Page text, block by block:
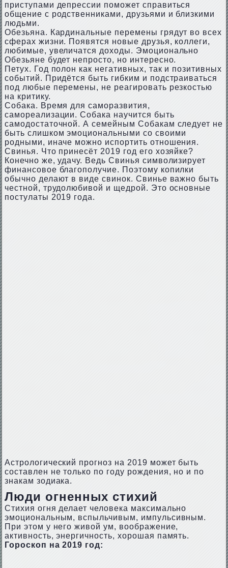
приступами депрессии поможет справиться
общение с родственниками, друзьями и близкими
людьми.
Обезьяна. Кардинальные перемены грядут во всех
сферах жизни. Появятся новые друзья, коллеги,
любимые, увеличатся доходы. Эмоционально
Обезьяне будет непросто, но интересно.
Петух. Год полон как негативных, так и позитивных
событий. Придётся быть гибким и подстраиваться
под любые перемены, не реагировать резкостью
на критику.
Собака. Время для саморазвития,
самореализации. Собака научится быть
самодостаточной. А семейным Собакам следует не
быть слишком эмоциональными со своими
родными, иначе можно испортить отношения.
Свинья. Что принесёт 2019 год его хозяйке?
Конечно же, удачу. Ведь Свинья символизирует
финансовое благополучие. Поэтому копилки
обычно делают в виде свинок. Свинье важно быть
честной, трудолюбивой и щедрой. Это основные
постулаты 2019 года.
Астрологический прогноз на 2019 может быть
составлен не только по году рождения, но и по
знакам зодиака.
Люди огненных стихий
Стихия огня делает человека максимально
эмоциональным, вспыльчивым, импульсивным.
При этом у него живой ум, воображение,
активность, энергичность, хорошая память.
Гороскоп на 2019 год: